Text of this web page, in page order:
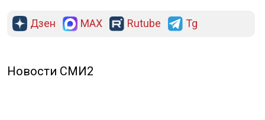
Дзен MAX Rutube Tg
Новости СМИ2